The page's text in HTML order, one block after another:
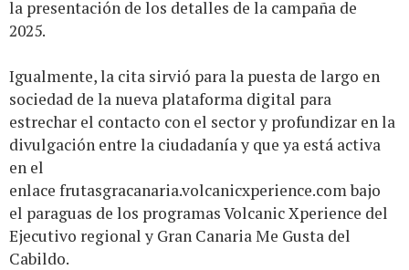
la presentación de los detalles de la campaña de
2025.
Igualmente, la cita sirvió para la puesta de largo en
sociedad de la nueva plataforma digital para
estrechar el contacto con el sector y profundizar en la
divulgación entre la ciudadanía y que ya está activa
en el
enlace frutasgracanaria.volcanicxperience.combajo
el paraguas de los programas Volcanic Xperience del
Ejecutivo regional y Gran Canaria Me Gusta del
Cabildo.